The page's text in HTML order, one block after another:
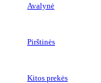
Avalynė
Pirštinės
Kitos prekės